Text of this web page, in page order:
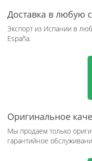
Доставка в любую
Экспорт из Испании в
España.
Оригинальное
Мы продаем только
гарантийное